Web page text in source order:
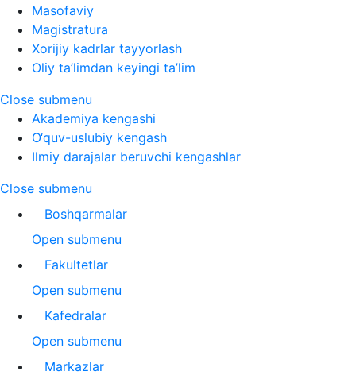
Masofaviy
Magistratura
Xorijiy kadrlar tayyorlash
Oliy ta’limdan keyingi ta’lim
Close submenu
Akademiya kengashi
O‘quv-uslubiy kengash
Ilmiy darajalar beruvchi kengashlar
Close submenu
Boshqarmalar
Open submenu
Fakultetlar
Open submenu
Kafedralar
Open submenu
Markazlar